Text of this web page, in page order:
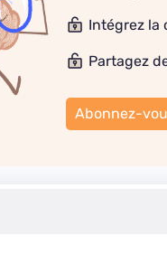
Intégrez la
Partagez
Abonnez-